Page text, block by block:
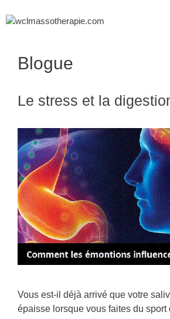
Blogue
Le stress et la
Vous est-il déjà arrivé que votre
épaisse lorsque vous faites du sport